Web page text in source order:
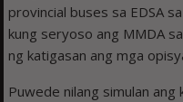
provincial buses sa EDSA
kung seryoso ang MMDA
ng katigasan ang mga
Puwede nilang simulan